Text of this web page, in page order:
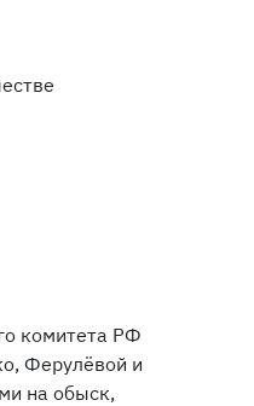
комитета РФ
Ферулёвой и
на обыск,